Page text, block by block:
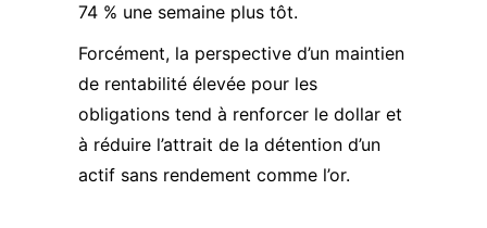
74 % une semaine plus tôt.
Forcément, la perspective d’un maintien
de rentabilité élevée pour les
obligations tend à renforcer le dollar et
à réduire l’attrait de la détention d’un
actif sans rendement comme l’or.